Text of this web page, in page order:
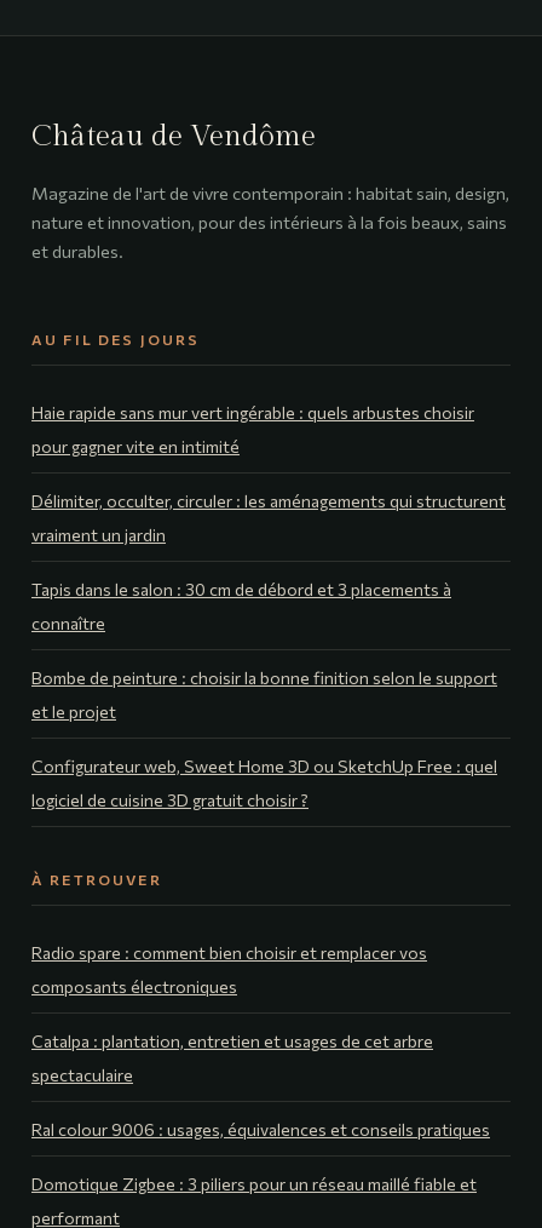
pour un blanc
pour garder de
Château de Vendôme
Magazine de l'art de vivre contemporain : habitat sain, design,
nature et innovation, pour des intérieurs à la fois beaux, sains
et durables.
AU FIL DES JOURS
Haie rapide sans mur vert ingérable : quels arbustes choisir
pour gagner vite en intimité
Délimiter, occulter, circuler : les aménagements qui structurent
vraiment un jardin
Tapis dans le salon : 30 cm de débord et 3 placements à
connaître
Bombe de peinture : choisir la bonne finition selon le support
et le projet
Configurateur web, Sweet Home 3D ou SketchUp Free : quel
logiciel de cuisine 3D gratuit choisir ?
À RETROUVER
Radio spare : comment bien choisir et remplacer vos
composants électroniques
Catalpa : plantation, entretien et usages de cet arbre
spectaculaire
Ral colour 9006 : usages, équivalences et conseils pratiques
Domotique Zigbee : 3 piliers pour un réseau maillé fiable et
performant